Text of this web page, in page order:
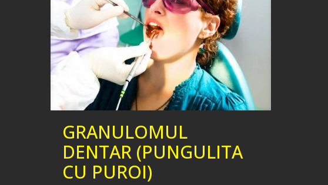
GRANULOMUL
DENTAR (PUNGULITA
CU PUROI)